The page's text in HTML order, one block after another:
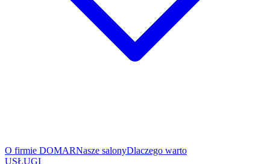
O firmie DOMARNasze salonyDlaczego warto
USŁUGI